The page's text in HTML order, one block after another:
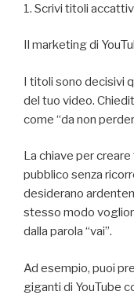
1. Scrivi titoli
Il marketing di
I titoli sono decisivi
del tuo video.
come “da non
La chiave per
pubblico senza
desiderano
stesso modo
dalla parola “vai”.
Ad esempio, puoi
giganti di YouTube